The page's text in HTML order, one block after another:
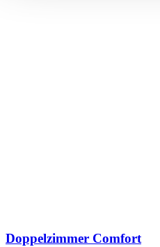
Doppelzimmer Comfort